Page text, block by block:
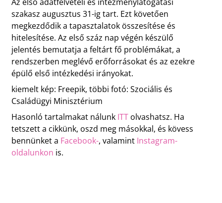
szakasz augusztus 31-ig tart. Ezt követően
megkezdődik a tapasztalatok összesítése és
hitelesítése. Az első száz nap végén készülő
jelentés bemutatja a feltárt fő problémákat, a
rendszerben meglévő erőforrásokat és az ezekre
épülő első intézkedési irányokat.
kiemelt kép: Freepik, többi fotó: Szociális és
Családügyi Minisztérium
Hasonló tartalmakat nálunk ITTolvashatsz. Ha
tetszett a cikkünk, oszd meg másokkal, és kövess
bennünket a Facebook-, valamint Instagram-
oldalunkon is.